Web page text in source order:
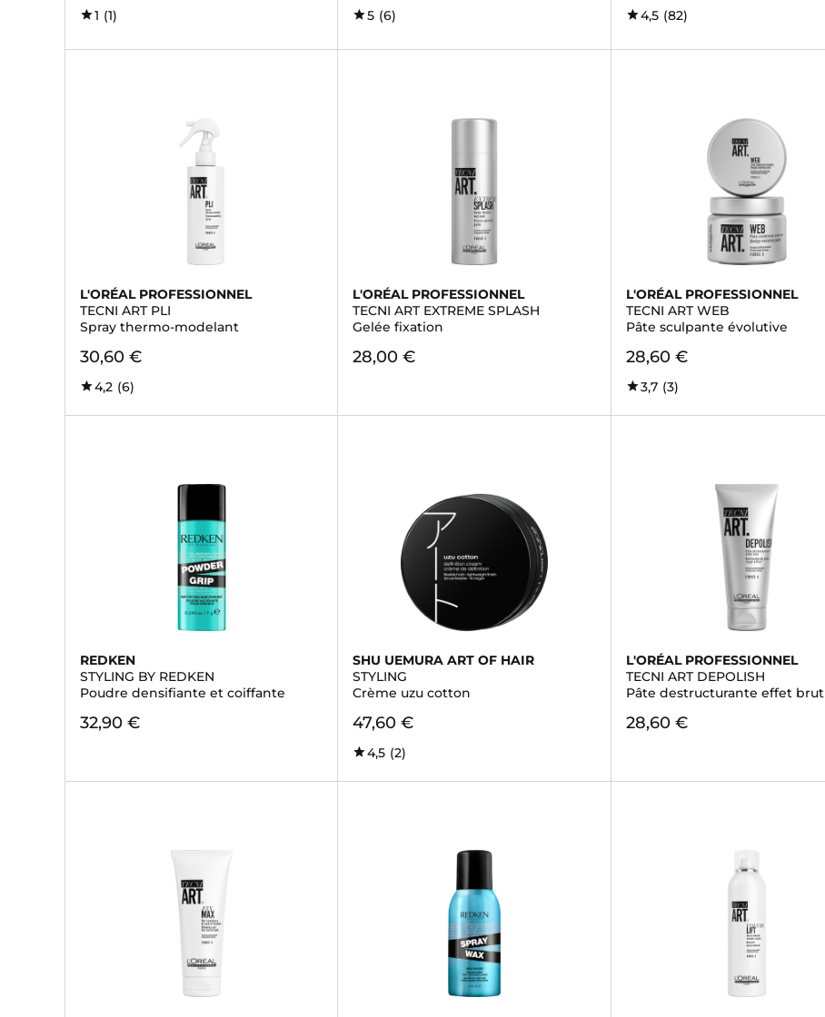
1 (1) 5 (6) 4,5 (82)
L'ORÉAL PROFESSIONNEL
TECNI ART PLI
Spray thermo-modelant
30,60 €
4,2 (6)
L'ORÉAL PROFESSIONNEL
TECNI ART EXTREME SPLASH
Gelée fixation
28,00 €
L'ORÉAL PROFESSIONNEL
TECNI ART WEB
Pâte sculpante évolutive
28,60 €
3,7 (3)
REDKEN
STYLING BY REDKEN
Poudre densifiante et coiffante
32,90 €
SHU UEMURA ART OF HAIR
STYLING
Crème uzu cotton
47,60 €
4,5 (2)
L'ORÉAL PROFESSIONNEL
TECNI ART DEPOLISH
Pâte destructurante effet brut
28,60 €